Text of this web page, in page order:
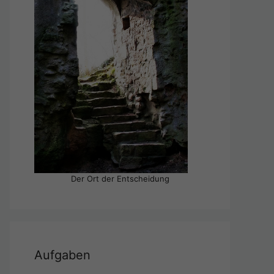
Der Ort der Entscheidung
Aufgaben